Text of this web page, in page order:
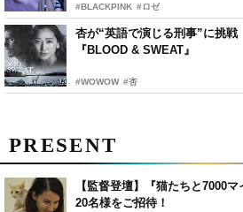
#BLACKPINK #ロゼ
杏が“英語で演じる刑事”に挑
『BLOOD & SWEAT』
#WOWOW #杏
PRESENT
【監督登壇】『猫たちと7000
20名様をご招待！